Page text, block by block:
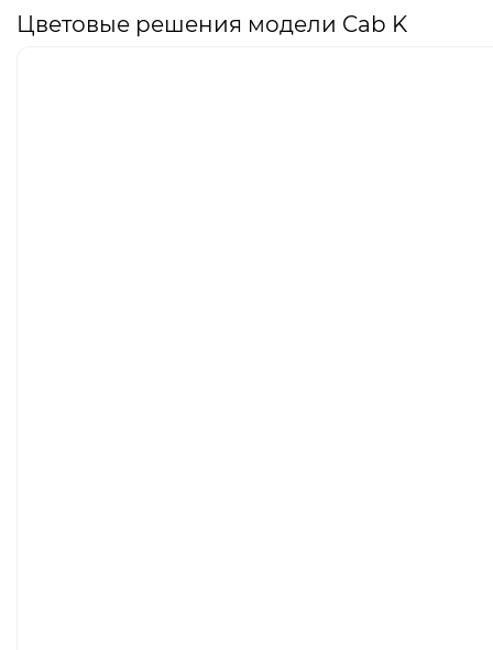
Цветовые решения модели Cab K